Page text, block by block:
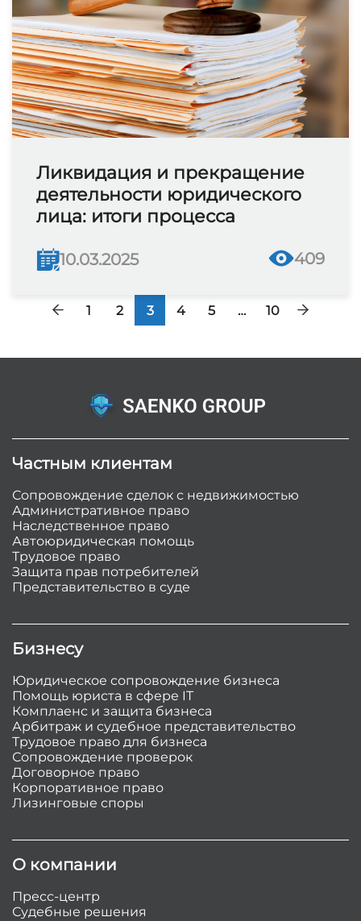
Ликвидация и прекращение
деятельности юридического
лица: итоги процесса
10.03.2025 409
1 2 3 4 5 … 10
Частным клиентам
Сопровождение сделок с недвижимостью
Административное право
Наследственное право
Автоюридическая помощь
Трудовое право
Защита прав потребителей
Представительство в суде
Бизнесу
Юридическое сопровождение бизнеса
Помощь юриста в сфере IT
Комплаенс и защита бизнеса
Арбитраж и судебное представительство
Трудовое право для бизнеса
Сопровождение проверок
Договорное право
Корпоративное право
Лизинговые споры
О компании
Пресс-центр
Судебные решения